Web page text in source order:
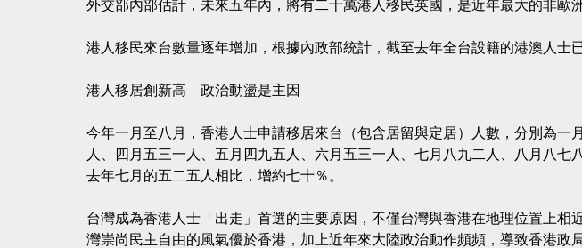
外交部內部估計，未來五年內，將有二十萬港人移民英國，是近年最大的非歐
港人移民來台數量逐年增加，根據內政部統計，截至去年全台設籍的港澳人士
港人移居創新高 政治動盪是主因
今年一月至八月，香港人士申請移居來台（包含居留與定居）人數，分別為一
人、四月五三一人、五月四九五人、六月五三一人、七月八九二人、八月八七
去年七月的五二五人相比，增約七十％。
台灣成為香港人士「出走」首選的主要原因，不僅台灣與香港在地理位置上相
灣崇尚民主自由的風氣優於香港，加上近年來大陸政治動作頻頻，導致香港政